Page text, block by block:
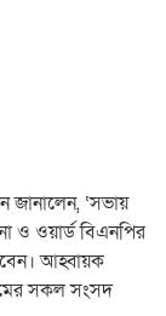
জানালেন, ‘সভায়
ও ওয়ার্ড বিএনপির
আহ্বায়ক
সকল সংসদ